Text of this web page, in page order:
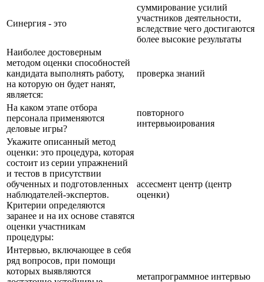
Синергия - это
суммирование усилий
участников деятельности,
вследствие чего достигаются
более высокие результаты
Наиболее достоверным
методом оценки способностей
кандидата выполнять работу,
на которую он будет нанят,
является:
проверка знаний
На каком этапе отбора
персонала применяются
деловые игры?
повторного
интервьюирования
Укажите описанный метод
оценки: это процедура, которая
состоит из серии упражнений
и тестов в присутствии
обученных и подготовленных
наблюдателей-экспертов.
Критерии определяются
заранее и на их основе ставятся
оценки участникам
процедуры:
ассесмент центр (центр
оценки)
Интервью, включающее в себя
ряд вопросов, при помощи
которых выявляются
метапрограммное интервью